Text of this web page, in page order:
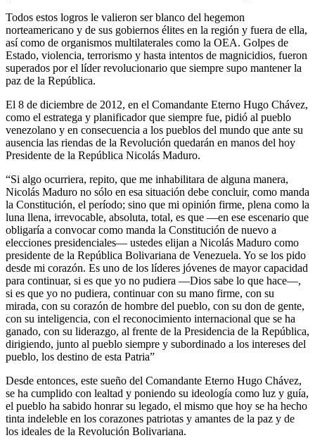
Todos estos logros le valieron ser blanco del hegemon
norteamericano y de sus gobiernos élites en la región y fuera de ella,
así como de organismos multilaterales como la OEA. Golpes de
Estado, violencia, terrorismo y hasta intentos de magnicidios, fueron
superados por el líder revolucionario que siempre supo mantener la
paz de la República.
El 8 de diciembre de 2012, en el Comandante Eterno Hugo Chávez,
como el estratega y planificador que siempre fue, pidió al pueblo
venezolano y en consecuencia a los pueblos del mundo que ante su
ausencia las riendas de la Revolución quedarán en manos del hoy
Presidente de la República Nicolás Maduro.
“Si algo ocurriera, repito, que me inhabilitara de alguna manera,
Nicolás Maduro no sólo en esa situación debe concluir, como manda
la Constitución, el período; sino que mi opinión firme, plena como la
luna llena, irrevocable, absoluta, total, es que —en ese escenario que
obligaría a convocar como manda la Constitución de nuevo a
elecciones presidenciales— ustedes elijan a Nicolás Maduro como
presidente de la República Bolivariana de Venezuela. Yo se los pido
desde mi corazón. Es uno de los líderes jóvenes de mayor capacidad
para continuar, si es que yo no pudiera —Dios sabe lo que hace—,
si es que yo no pudiera, continuar con su mano firme, con su
mirada, con su corazón de hombre del pueblo, con su don de gente,
con su inteligencia, con el reconocimiento internacional que se ha
ganado, con su liderazgo, al frente de la Presidencia de la República,
dirigiendo, junto al pueblo siempre y subordinado a los intereses del
pueblo, los destino de esta Patria”
Desde entonces, este sueño del Comandante Eterno Hugo Chávez,
se ha cumplido con lealtad y poniendo su ideología como luz y guía,
el pueblo ha sabido honrar su legado, el mismo que hoy se ha hecho
tinta indeleble en los corazones patriotas y amantes de la paz y de
los ideales de la Revolución Bolivariana.